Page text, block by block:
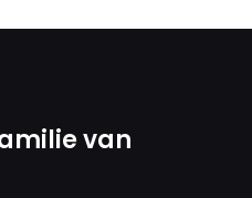
van